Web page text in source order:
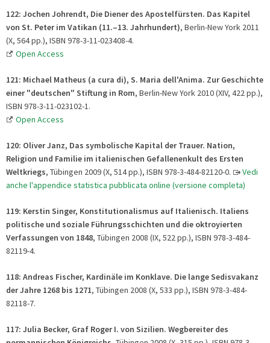
122: Jochen Johrendt, Die Diener des Apostelfürsten. Das Kapitel
von St. Peter im Vatikan (11.–13. Jahrhundert), Berlin-New York 2011
(X, 564 pp.), ISBN 978-3-11-023408-4.
Open Access
121: Michael Matheus (a cura di), S. Maria dell'Anima. Zur Geschichte
einer "deutschen" Stiftung in Rom, Berlin-New York 2010 (XIV, 422 pp.),
ISBN 978-3-11-023102-1.
Open Access
120: Oliver Janz, Das symbolische Kapital der Trauer. Nation,
Religion und Familie im italienischen Gefallenenkult des Ersten
Weltkriegs, Tübingen 2009 (X, 514 pp.), ISBN 978-3-484-82120-0.
Vedi
anche l'appendice statistica pubblicata online (versione completa)
119: Kerstin Singer, Konstitutionalismus auf Italienisch. Italiens
politische und soziale Führungsschichten und die oktroyierten
Verfassungen von 1848, Tübingen 2008 (IX, 522 pp.), ISBN 978-3-484-
82119-4.
118: Andreas Fischer, Kardinäle im Konklave. Die lange Sedisvakanz
der Jahre 1268 bis 1271, Tübingen 2008 (X, 533 pp.), ISBN 978-3-484-
82118-7.
117: Julia Becker, Graf Roger I. von Sizilien. Wegbereiter des